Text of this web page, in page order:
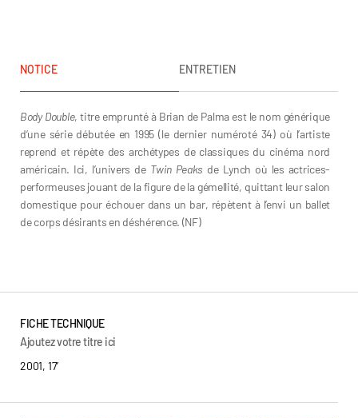
NOTICE ENTRETIEN
Body Double, titre emprunté à Brian de Palma est le nom générique
d’une série débutée en 1995 (le dernier numéroté 34) où l’artiste
reprend et répète des archétypes de classiques du cinéma nord
américain. Ici, l’univers de Twin Peaks de Lynch où les actrices-
performeuses jouant de la figure de la gémellité, quittant leur salon
domestique pour échouer dans un bar, répètent à l’envi un ballet
de corps désirants en déshérence. (NF)
FICHE TECHNIQUE
Ajoutez votre titre ici
2001, 17’